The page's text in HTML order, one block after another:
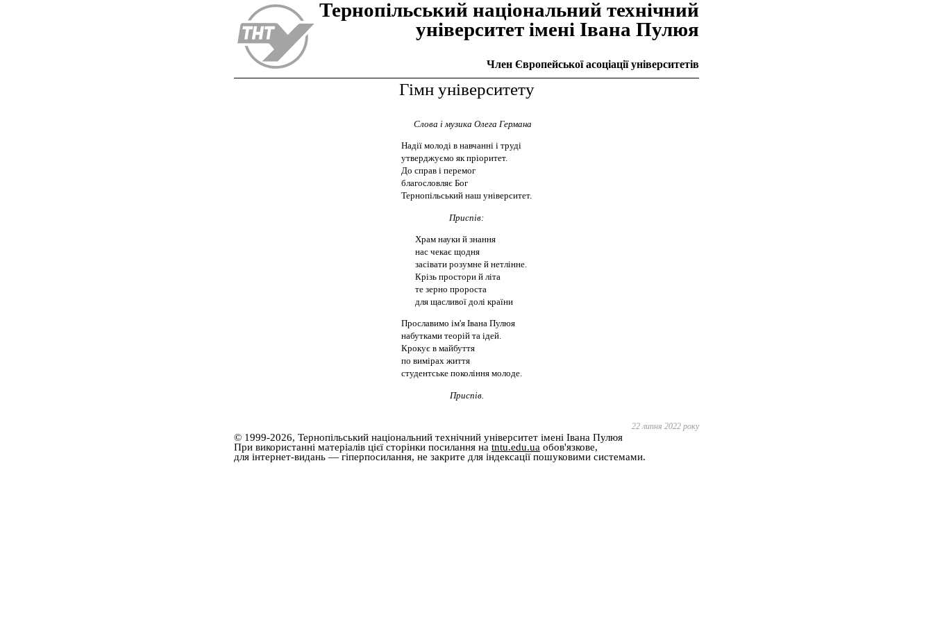
Тернопiльський національний технiчний
унiверситет iменi Iвана Пулюя
Член Європейської асоціації університетів
Гімн університету
Слова і музика Олега Германа
Надії молоді в навчанні і труді
утверджуємо як пріоритет.
До справ і перемог
благословляє Бог
Тернопільський наш університет.
Приспів:
Храм науки й знання
нас чекає щодня
засівати розумне й нетлінне.
Крізь простори й літа
те зерно пророста
для щасливої долі країни
Прославимо ім'я Івана Пулюя
набутками теорій та ідей.
Крокує в майбуття
по вимірах життя
студентське покоління молоде.
Приспів.
22 липня 2022 року
© 1999-2026, Тернопільський національний технічний університет імені Івана Пулюя
При використанні матеріалів цієї сторінки посилання на tntu.edu.ua обов'язкове,
для інтернет-видань — гіперпосилання, не закрите для індексації пошуковими системами.